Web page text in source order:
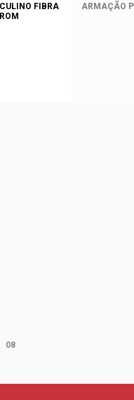
FIBRA
ARMAÇÃO
08